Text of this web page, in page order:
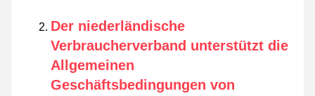
Der niederländische
Verbraucherverband unterstützt die
Allgemeinen
Geschäftsbedingungen von